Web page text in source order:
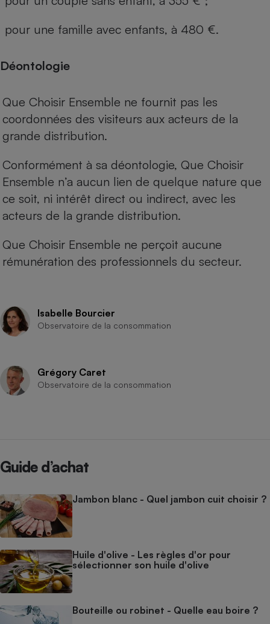
pour une famille avec enfants, à 480 €.
Déontologie
Que Choisir Ensemble ne fournit pas les
coordonnées des visiteurs aux acteurs de la
grande distribution.
Conformément à sa déontologie, Que Choisir
Ensemble n’a aucun lien de quelque nature que
ce soit, ni intérêt direct ou indirect, avec les
acteurs de la grande distribution.
Que Choisir Ensemble ne perçoit aucune
rémunération des professionnels du secteur.
Isabelle Bourcier
Observatoire de la consommation
Grégory Caret
Observatoire de la consommation
Guide d’achat
Jambon blanc - Quel jambon cuit choisir ?
Huile d'olive - Les règles d'or pour
sélectionner son huile d'olive
Bouteille ou robinet - Quelle eau boire ?